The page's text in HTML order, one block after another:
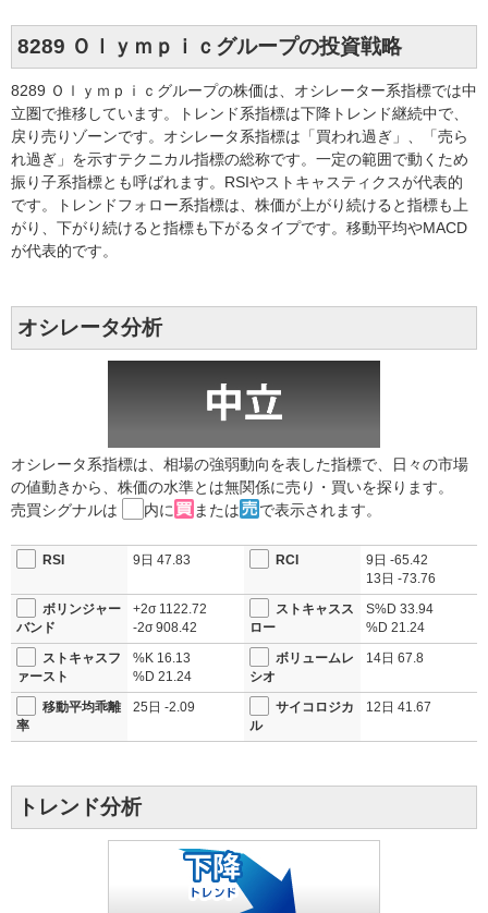
8289 Ｏｌｙｍｐｉｃグループの投資戦略
8289 Ｏｌｙｍｐｉｃグループの株価は、オシレーター系指標では中
立圏で推移しています。トレンド系指標は下降トレンド継続中で、
戻り売りゾーンです。オシレータ系指標は「買われ過ぎ」、「売ら
れ過ぎ」を示すテクニカル指標の総称です。一定の範囲で動くため
振り子系指標とも呼ばれます。RSIやストキャスティクスが代表的
です。トレンドフォロー系指標は、株価が上がり続けると指標も上
がり、下がり続けると指標も下がるタイプです。移動平均やMACD
が代表的です。
オシレータ分析
オシレータ系指標は、相場の強弱動向を表した指標で、日々の市場
の値動きから、株価の水準とは無関係に売り・買いを探ります。
売買シグナルは
内に または で表示されます。
RSI 9日 47.83 RCI 9日 -65.42
13日 -73.76
ボリンジャー
バンド
+2σ 1122.72
-2σ908.42
ストキャスス
ロー
S%D 33.94
%D 21.24
ストキャスフ
ァースト
%K 16.13
%D 21.24
ボリュームレ
シオ
14日 67.8
移動平均乖離
率
25日 -2.09
サイコロジカ
ル
12日 41.67
トレンド分析